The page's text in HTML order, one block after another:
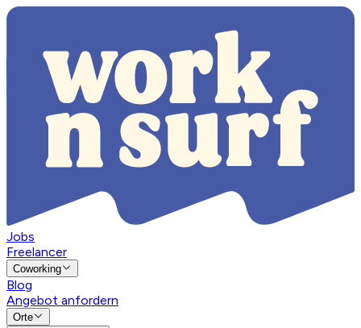
Jobs
Freelancer
Coworking
Blog
Angebot anfordern
Orte